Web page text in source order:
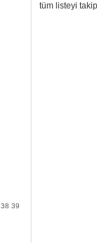
38 39
tüm listeyi